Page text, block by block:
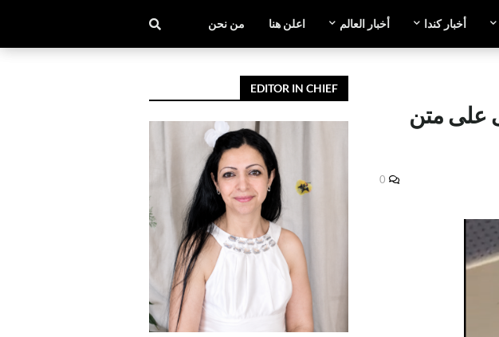
أخبار كندا أخبار العالم اعلن هنا من نحن
على متن
0
EDITOR IN CHIEF